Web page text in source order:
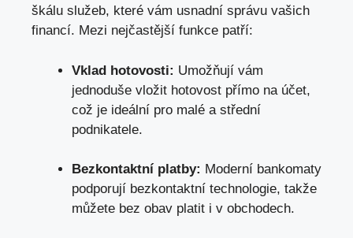
škálu služeb, které vám usnadní správu vašich
financí. Mezi nejčastější funkce patří:
Vklad hotovosti: Umožňují vám
jednoduše vložit hotovost přímo na účet,
což je ideální pro malé a střední
podnikatele.
Bezkontaktní platby: Moderní bankomaty
podporují bezkontaktní technologie, takže
můžete bez obav platit i v obchodech.